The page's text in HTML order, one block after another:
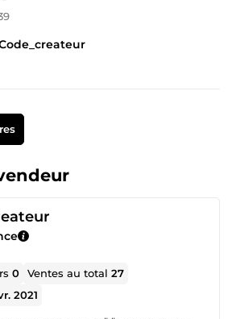
0 Ventes au total27
2021